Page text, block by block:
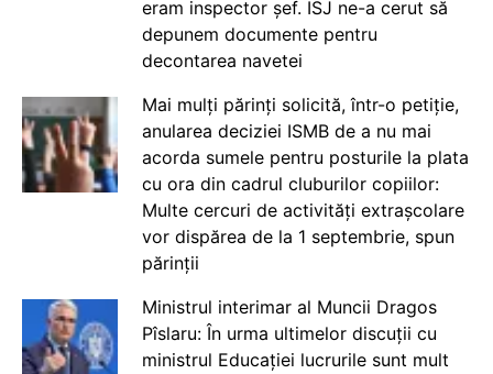
eram inspector șef. ISJ ne-a cerut să
depunem documente pentru
decontarea navetei
Mai mulți părinți solicită, într-o petiție,
anularea deciziei ISMB de a nu mai
acorda sumele pentru posturile la plata
cu ora din cadrul cluburilor copiilor:
Multe cercuri de activități extrașcolare
vor dispărea de la 1 septembrie, spun
părinții
Ministrul interimar al Muncii Dragos
Pîslaru: În urma ultimelor discuții cu
ministrul Educației lucrurile sunt mult